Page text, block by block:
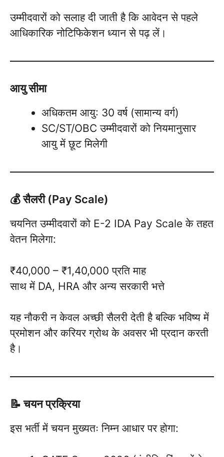
उम्मीदवारों को सलाह दी जाती है कि आवेदन से पहले
आधिकारिक नोटिफिकेशन ध्यान से पढ़ लें।
आयु सीमा
अधिकतम आयु: 30 वर्ष (सामान्य वर्ग)
SC/ST/OBC उम्मीदवारों को नियमानुसार
आयु में छूट मिलेगी
💰 सैलरी (Pay Scale)
चयनित उम्मीदवारों को E-2 IDA Pay Scale के तहत
वेतन मिलेगा:
₹40,000 – ₹1,40,000 प्रति माह
साथ में DA, HRA और अन्य सरकारी भत्ते
यह नौकरी न केवल अच्छी सैलरी देती है बल्कि भविष्य में
प्रमोशन और करियर ग्रोथ के अवसर भी प्रदान करती
है।
📝 चयन प्रक्रिया
इस भर्ती में चयन मुख्यतः निम्न आधार पर होगा: